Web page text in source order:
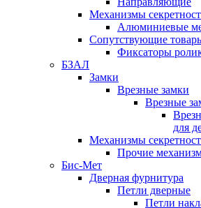
Механизмы
Алюминиевые
Сопутствующие
Фиксаторы
БЗАЛ
Замки
Врезные замки
Врезные
для
Механизмы
Прочие
Бис-Мет
Дверная фурнитура
Петли дверные
Петли